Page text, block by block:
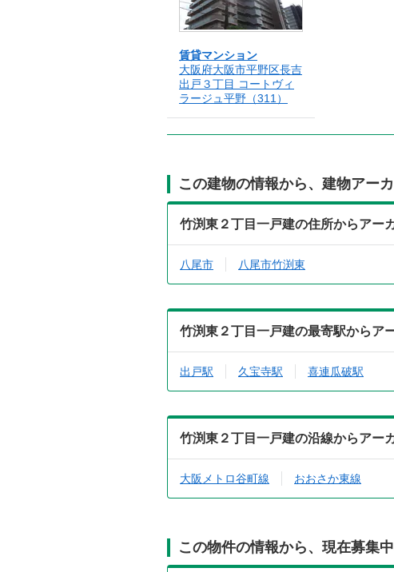
賃貸マンション
大阪府大阪市平野区長吉
出戸３丁目 コートヴィ
ラージュ平野（311）
この建物の情報から、建物アー
竹渕東２丁目一戸建の住所からアー
八尾市 八尾市竹渕東
竹渕東２丁目一戸建の最寄駅からア
出戸駅 久宝寺駅 喜連瓜破駅
竹渕東２丁目一戸建の沿線からアー
大阪メトロ谷町線 おおさか東線
この物件の情報から、現在募集